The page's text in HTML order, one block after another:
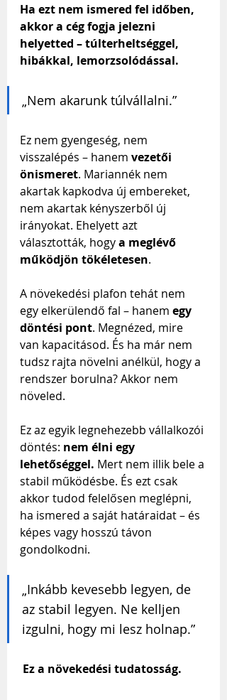
Ha ezt nem ismered fel időben,
akkor a cég fogja jelezni
helyetted – túlterheltséggel,
hibákkal, lemorzsolódással.
„Nem akarunk túlvállalni.”
Ez nem gyengeség, nem
visszalépés – hanem vezetői
önismeret. Mariannék nem
akartak kapkodva új embereket,
nem akartak kényszerből új
irányokat. Ehelyett azt
választották, hogy a meglévő
működjön tökéletesen.
A növekedési plafon tehát nem
egy elkerülendő fal – hanem egy
döntési pont. Megnézed, mire
van kapacitásod. És ha már nem
tudsz rajta növelni anélkül, hogy a
rendszer borulna? Akkor nem
növeled.
Ez az egyik legnehezebb vállalkozói
döntés: nem élni egy
lehetőséggel. Mert nem illik bele a
stabil működésbe. És ezt csak
akkor tudod felelősen meglépni,
ha ismered a saját határaidat – és
képes vagy hosszú távon
gondolkodni.
„Inkább kevesebb legyen, de
az stabil legyen. Ne kelljen
izgulni, hogy mi lesz holnap.”
Ez a növekedési tudatosság.